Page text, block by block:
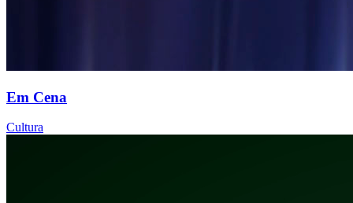
Em Cena
Cultura